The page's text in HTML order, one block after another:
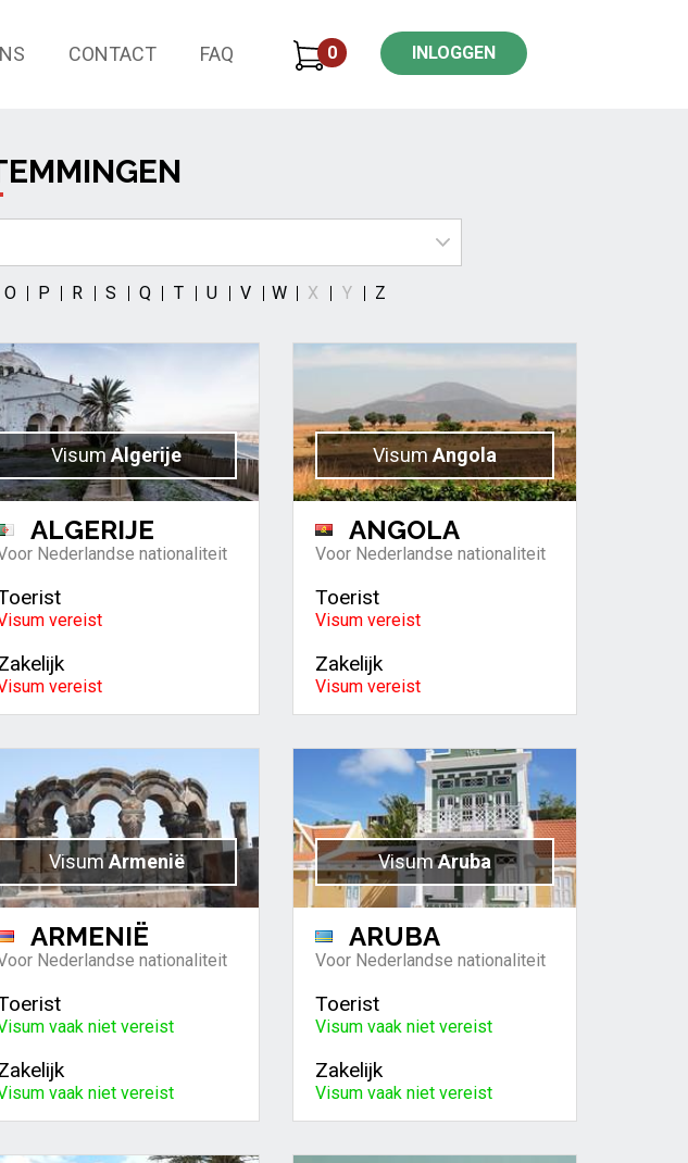
CONTACT FAQ 0 INLOGGEN
O P R S Q T U V W X Y Z
VisumAlgerije
ALGERIJE
Nederlandse nationaliteit
vereist
vereist
VisumAngola
ANGOLA
Voor Nederlandse nationaliteit
Toerist
Visum vereist
Zakelijk
Visum vereist
VisumArmenië
ARMENIË
Nederlandse nationaliteit
vaak niet vereist
vaak niet vereist
VisumAruba
ARUBA
Voor Nederlandse nationaliteit
Toerist
Visum vaak niet vereist
Zakelijk
Visum vaak niet vereist